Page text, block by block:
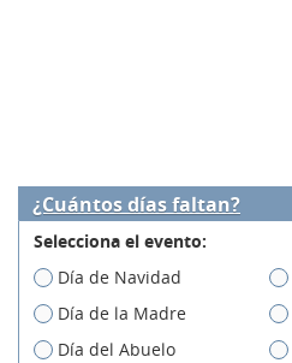
¿Cuántos días faltan?
Selecciona el evento:
Día de Navidad
Día de la Madre
Día del Abuelo